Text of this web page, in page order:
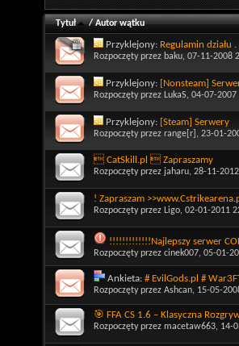
Tytuł /Autor wątku
Przyklejony: Regulamin działu .
Rozpoczęty przez baku, 07-11-2008
Przyklejony: [Nonsteam]
Rozpoczęty przez LukaS, 04-07-2007
Przyklejony: [Steam] Serwery
Rozpoczęty przez range[r] , 23-01-
 CatSkill.pl  Zapraszamy
Rozpoczęty przez jaharu, 28-11-
! Zapraszam
Rozpoczęty przez Ligo, 02-01-2011
!!!!!!!!!!!!!Najlepszy serwer
Rozpoczęty przez cinek007, 05-01-
Ankieta: # EvilGods.pl #
Rozpoczęty przez Ashcan, 15-05-
🎯 FFA CS 1.6 – Klasyczna
Rozpoczęty przez macetaw663, 14-